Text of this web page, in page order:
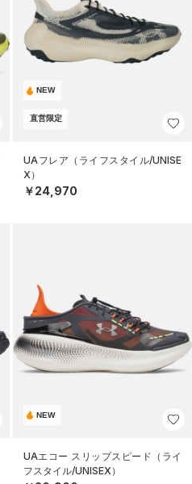
NEW
直営限定
UAフレア（ライフスタイル/UNISE
X）
￥24,970
NEW
UAエコー スリップスピード（ライ
フスタイル/UNISEX）